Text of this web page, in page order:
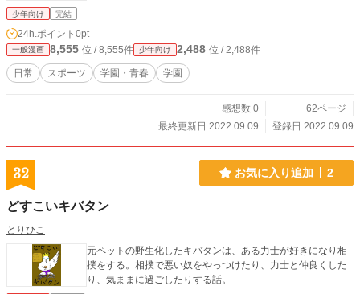
少年向け 完結
24h.ポイント 0pt
一般漫画 8,555 位 / 8,555件 少年向け 2,488 位 / 2,488件
日常 スポーツ 学園・青春 学園
感想数 0
62ページ
最終更新日 2022.09.09
登録日 2022.09.09
32 お気に入り追加 2
どすこいキバタン
とりひこ
元ペットの野生化したキバタンは、ある力士が好きになり相
撲をする。相撲で悪い奴をやっつけたり、力士と仲良くした
り、気ままに過ごしたりする話。